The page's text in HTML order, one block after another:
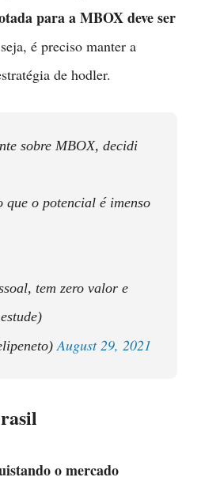
para a MBOX deve ser
é preciso manter a
de hodler.
sobre MBOX, decidi
que o potencial é imenso
tem zero valor e
August 29, 2021
o mercado